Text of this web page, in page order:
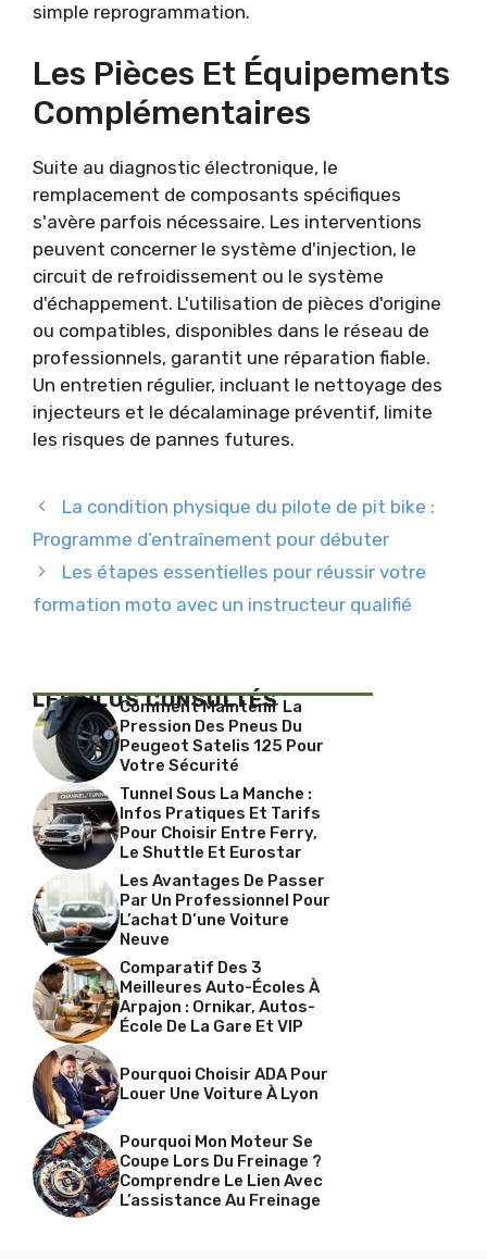
simple reprogrammation.
Les Pièces Et Équipements
Complémentaires
Suite au diagnostic électronique, le
remplacement de composants spécifiques
s'avère parfois nécessaire. Les interventions
peuvent concerner le système d'injection, le
circuit de refroidissement ou le système
d'échappement. L'utilisation de pièces d'origine
ou compatibles, disponibles dans le réseau de
professionnels, garantit une réparation fiable.
Un entretien régulier, incluant le nettoyage des
injecteurs et le décalaminage préventif, limite
les risques de pannes futures.
La condition physique du pilote de pit bike :
Programme d’entraînement pour débuter
Les étapes essentielles pour réussir votre
formation moto avec un instructeur qualifié
LES PLUS CONSULTÉS
Comment Maintenir La
Pression Des Pneus Du
Peugeot Satelis 125 Pour
Votre Sécurité
Tunnel Sous La Manche :
Infos Pratiques Et Tarifs
Pour Choisir Entre Ferry,
Le Shuttle Et Eurostar
Les Avantages De Passer
Par Un Professionnel Pour
L’achat D’une Voiture
Neuve
Comparatif Des 3
Meilleures Auto-Écoles À
Arpajon : Ornikar, Autos-
École De La Gare Et VIP
Pourquoi Choisir ADA Pour
Louer Une Voiture À Lyon
Pourquoi Mon Moteur Se
Coupe Lors Du Freinage ?
Comprendre Le Lien Avec
L’assistance Au Freinage